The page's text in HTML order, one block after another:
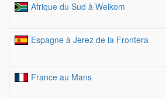
Afrique du Sud à Welkom
Espagne à Jerez de la Frontera
France au Mans